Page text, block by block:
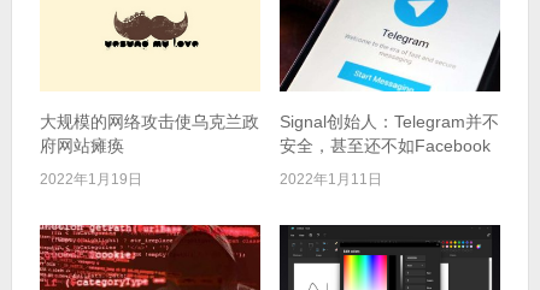
大规模的网络攻击使乌克兰政
府网站瘫痪
2022年1月19日
Signal创始人：Telegram并不
安全，甚至还不如Facebook
2022年1月11日